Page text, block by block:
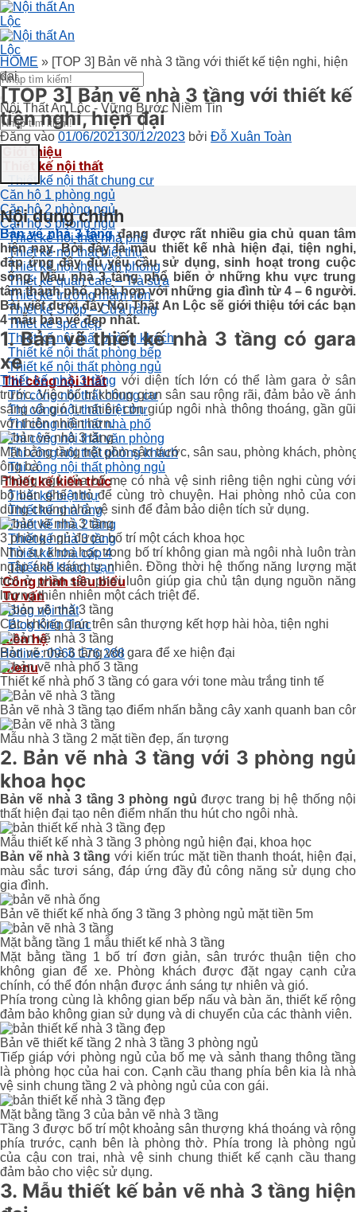
Nội Thất An Lộc - Vững Bước Niềm Tin
Giới thiệu
Thiết kế nội thất
Thiết kế nội thất chung cư
Căn hộ 1 phòng ngủ
Căn hộ 2 phòng ngủ
Căn hộ 3 phòng ngủ
Thiết kế nội thất nhà phố
Thiết kế nội thất biệt thự
Thiết kế nội thất văn phòng
Thiết kế quán cafe – Trà sữa
Thiết kế trường mầm non
Thiết kế Shop – Cửa hàng
Thiết kế spa đẹp
Thiết kế nội thất phòng khách
Thiết kế nội thất phòng bếp
Thiết kế nội thất phòng ngủ
Thi công nội thất
Thi công nội thất chung cư
Thi công nội thất biệt thự
Thi công nội thất nhà phố
Thi công nội thất văn phòng
Thi công nội thất phòng khách
Thi công nội thất phòng ngủ
Thiết kế kiến trúc
Thiết kế biệt thự
Thiết kế nhà ống
Thiết kế nhà 2 tầng
Thiết kế nhà 3 tầng
Thiết kế nhà cấp 4
Thiết kế khách sạn
Công trình tiêu biểu
Tư vấn
Blog nội thất
Blog Kiến Trúc
Liên hệ
Hotline: 0966 176 288
Menu
HOME » [TOP 3] Bản vẽ nhà 3 tầng với thiết kế tiện nghi, hiện
đại
[TOP 3] Bản vẽ nhà 3 tầng với thiết kế
tiện nghi, hiện đại
Đăng vào 01/06/202130/12/2023 bởi Đỗ Xuân Toàn
Nội dung chính
Bản vẽ nhà 3 tầngđang được rất nhiều gia chủ quan tâm
hiện nay. Bởi đây là mẫu thiết kế nhà hiện đại, tiện nghi,
đáp ứng đầy đủ yêu cầu sử dụng, sinh hoạt trong cuộc
sống. Mẫu nhà 3 tầng phổ biến ở những khu vực trung
tâm thành phố, phù hợp với những gia đình từ 4 – 6 người.
Bài viết dưới đây Nội Thất An Lộc sẽ giới thiệu tới các bạn
4 mẫu bản vẽ đẹp nhất.
1. Bản vẽ thiết kế nhà 3 tầng có gara
xe
Thiết kế nhà 3 tầng với diện tích lớn có thể làm gara ở sân
trước. Việc bố trí không gian sân sau rộng rãi, đảm bảo về ánh
sáng và gió tự nhiên còn giúp ngôi nhà thông thoáng, gần gũi
với thiên nhiên hơn.
Mặt bằng tầng trệt gồm sân trước, sân sau, phòng khách,
ông bà
Phòng ngủ của bố mẹ có nhà vệ sinh riêng tiện nghi cùng với
bộ bàn ghế nhỏ để cùng trò chuyện. Hai phòng nhỏ của con
dùng chung nhà vệ sinh để đảm bảo diện tích sử dụng.
3 phòng ngủ được bố trí một cách khoa học
Nhờ sự khoa học trong bố trí không gian mà ngôi nhà luôn tràn
ngập ánh sáng tự nhiên. Đồng thời hệ thống năng lượng mặt
trời ở phần sân phơi luôn giúp gia chủ tận dụng nguồn năng
lượng thiên nhiên một cách triệt để.
Các không gian trên sân thượng kết hợp hài hòa, tiện nghi
Bản vẽ nhà 3 tầng với gara để xe hiện đại
Thiết kế nhà phố 3 tầng có gara với tone màu trắng tinh tế
Bản vẽ nhà 3 tầng tạo điểm nhấn bằng cây xanh quanh ban
Mẫu nhà 3 tầng 2 mặt tiền đẹp, ấn tượng
2. Bản vẽ nhà 3 tầng với 3 phòng ngủ
khoa học
Bản vẽ nhà 3 tầng 3 phòng ngủ được trang bị hệ thống nội
thất hiện đại tạo nên điểm nhấn thu hút cho ngôi nhà.
Mẫu thiết kế nhà 3 tầng 3 phòng ngủ hiện đại, khoa học
Bản vẽ nhà 3 tầng với kiến trúc mặt tiền thanh thoát, hiện đại,
màu sắc tươi sáng, đáp ứng đầy đủ công năng sử dụng cho
gia đình.
Bản vẽ thiết kế nhà ống 3 tầng 3 phòng ngủ mặt tiền 5m
Mặt bằng tầng 1 mẫu thiết kế nhà 3 tầng
Mặt bằng tầng 1 bố trí đơn giản, sân trước thuận tiện cho
không gian để xe. Phòng khách được đặt ngay cạnh cửa
chính, có thể đón nhận được ánh sáng tự nhiên và gió.
Phía trong cùng là không gian bếp nấu và bàn ăn, thiết kế rộng
đảm bảo không gian sử dụng và di chuyển của các thành viên.
Bản vẽ thiết kế tầng 2 nhà 3 tầng 3 phòng ngủ
Tiếp giáp với phòng ngủ của bố mẹ và sảnh thang thông tầng
là phòng học của hai con. Cạnh cầu thang phía bên kia là nhà
vệ sinh chung tầng 2 và phòng ngủ của con gái.
Mặt bằng tầng 3 của bản vẽ nhà 3 tầng
Tầng 3 được bố trí một khoảng sân thượng khá thoáng và rộng
phía trước, cạnh bên là phòng thờ. Phía trong là phòng ngủ
của cậu con trai, nhà vệ sinh chung thiết kế cạnh cầu thang
đảm bảo cho việc sử dụng.
3. Mẫu thiết kế bản vẽ nhà 3 tầng hiện